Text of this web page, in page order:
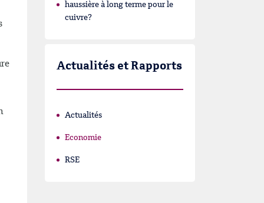
haussière à long terme pour le
cuivre?
Actualités et Rapports
Actualités
Economie
RSE